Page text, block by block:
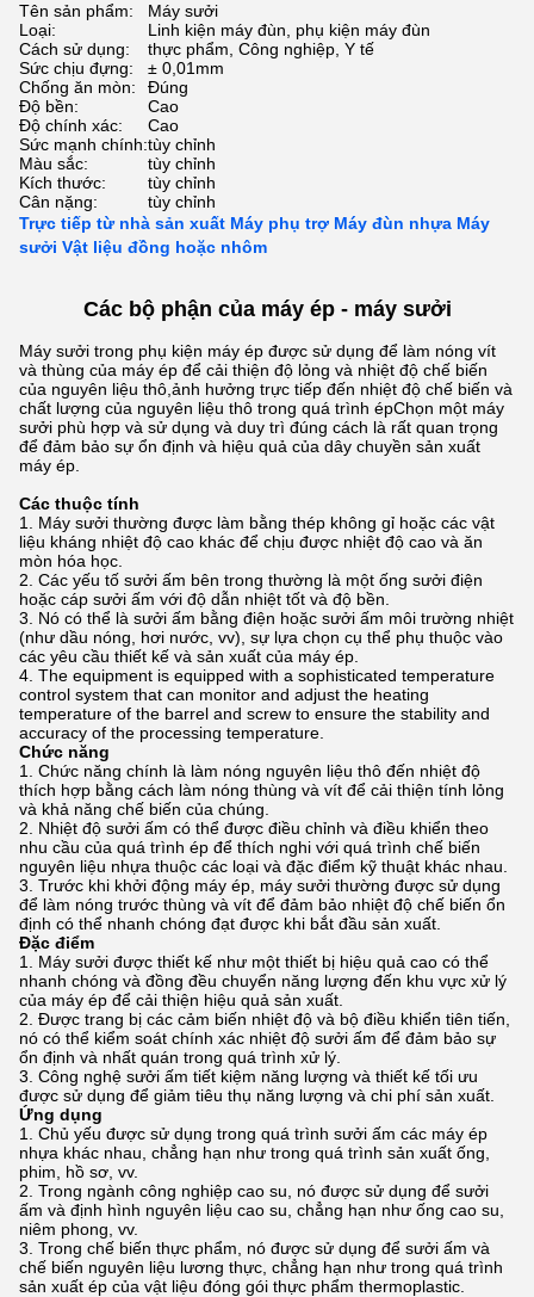
Tên sản phẩm:
Máy sưởi
Loại:
Linh kiện máy đùn, phụ kiện máy đùn
Cách sử dụng:
thực phẩm, Công nghiệp, Y tế
Sức chịu đựng:
± 0,01mm
Chống ăn mòn:
Đúng
Độ bền:
Cao
Độ chính xác:
Cao
Sức mạnh chính:tùy chỉnh
Màu sắc:
tùy chỉnh
Kích thước:
tùy chỉnh
Cân nặng:
tùy chỉnh
Trực tiếp từ nhà sản xuất Máy phụ trợ Máy đùn nhựa Máy
sưởi Vật liệu đồng hoặc nhôm
Các bộ phận của máy ép - máy sưởi
Máy sưởi trong phụ kiện máy ép được sử dụng để làm nóng vít
và thùng của máy ép để cải thiện độ lỏng và nhiệt độ chế biến
của nguyên liệu thô,ảnh hưởng trực tiếp đến nhiệt độ chế biến và
chất lượng của nguyên liệu thô trong quá trình épChọn một máy
sưởi phù hợp và sử dụng và duy trì đúng cách là rất quan trọng
để đảm bảo sự ổn định và hiệu quả của dây chuyền sản xuất
máy ép.
Các thuộc tính
Máy sưởi thường được làm bằng thép không gỉ hoặc các vật
liệu kháng nhiệt độ cao khác để chịu được nhiệt độ cao và ăn
mòn hóa học.
Các yếu tố sưởi ấm bên trong thường là một ống sưởi điện
hoặc cáp sưởi ấm với độ dẫn nhiệt tốt và độ bền.
Nó có thể là sưởi ấm bằng điện hoặc sưởi ấm môi trường nhiệt
(như dầu nóng, hơi nước, vv), sự lựa chọn cụ thể phụ thuộc vào
các yêu cầu thiết kế và sản xuất của máy ép.
The equipment is equipped with a sophisticated temperature
control system that can monitor and adjust the heating
temperature of the barrel and screw to ensure the stability and
accuracy of the processing temperature.
Chức năng
Chức năng chính là làm nóng nguyên liệu thô đến nhiệt độ
thích hợp bằng cách làm nóng thùng và vít để cải thiện tính lỏng
và khả năng chế biến của chúng.
Nhiệt độ sưởi ấm có thể được điều chỉnh và điều khiển theo
nhu cầu của quá trình ép để thích nghi với quá trình chế biến
nguyên liệu nhựa thuộc các loại và đặc điểm kỹ thuật khác nhau.
Trước khi khởi động máy ép, máy sưởi thường được sử dụng
để làm nóng trước thùng và vít để đảm bảo nhiệt độ chế biến ổn
định có thể nhanh chóng đạt được khi bắt đầu sản xuất.
Đặc điểm
Máy sưởi được thiết kế như một thiết bị hiệu quả cao có thể
nhanh chóng và đồng đều chuyển năng lượng đến khu vực xử lý
của máy ép để cải thiện hiệu quả sản xuất.
Được trang bị các cảm biến nhiệt độ và bộ điều khiển tiên tiến,
nó có thể kiểm soát chính xác nhiệt độ sưởi ấm để đảm bảo sự
ổn định và nhất quán trong quá trình xử lý.
Công nghệ sưởi ấm tiết kiệm năng lượng và thiết kế tối ưu
được sử dụng để giảm tiêu thụ năng lượng và chi phí sản xuất.
Ứng dụng
Chủ yếu được sử dụng trong quá trình sưởi ấm các máy ép
nhựa khác nhau, chẳng hạn như trong quá trình sản xuất ống,
phim, hồ sơ, vv.
Trong ngành công nghiệp cao su, nó được sử dụng để sưởi
ấm và định hình nguyên liệu cao su, chẳng hạn như ống cao su,
niêm phong, vv.
Trong chế biến thực phẩm, nó được sử dụng để sưởi ấm và
chế biến nguyên liệu lương thực, chẳng hạn như trong quá trình
sản xuất ép của vật liệu đóng gói thực phẩm thermoplastic.